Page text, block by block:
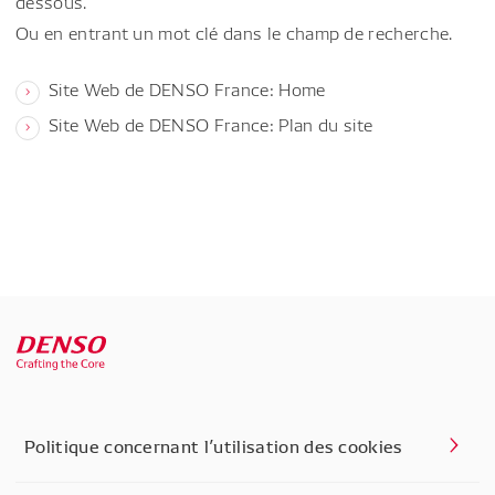
Ou en entrant un mot clé dans le champ de recherche.
Site Web de DENSO France: Home
Site Web de DENSO France: Plan du site
Politique concernant l’utilisation des cookies